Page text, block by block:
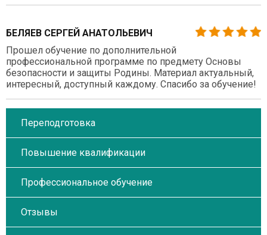
БЕЛЯЕВ СЕРГЕЙ АНАТОЛЬЕВИЧ
Прошел обучение по дополнительной
профессиональной программе по предмету Основы
безопасности и защиты Родины. Материал актуальный,
интересный, доступный каждому. Спасибо за обучение!
Переподготовка
Повышение квалификации
Профессиональное обучение
Отзывы